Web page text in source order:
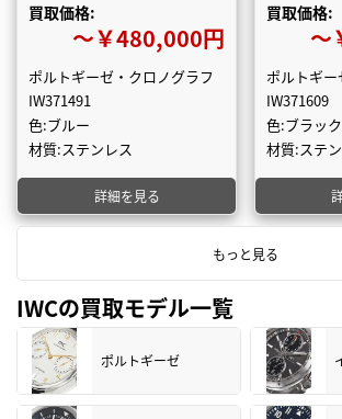
買取価格:
〜￥480,000円
ポルトギーゼ・クロノグラフ
IW371491
色:ブルー
材質:ステンレス
詳細を見る
買取価格:
〜
ポルトギ
IW371609
色:ブラック
材質:ステ
もっと見る
IWCの買取モデル一覧
ポルトギーゼ